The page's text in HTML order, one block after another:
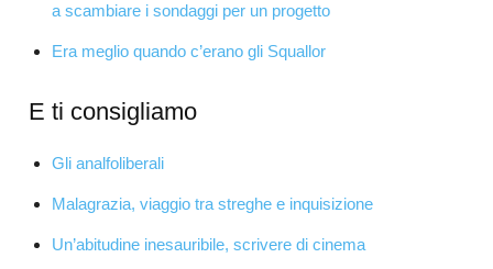
a scambiare i sondaggi per un progetto
Era meglio quando c’erano gli Squallor
E ti consigliamo
Gli analfoliberali
Malagrazia, viaggio tra streghe e inquisizione
Un’abitudine inesauribile, scrivere di cinema